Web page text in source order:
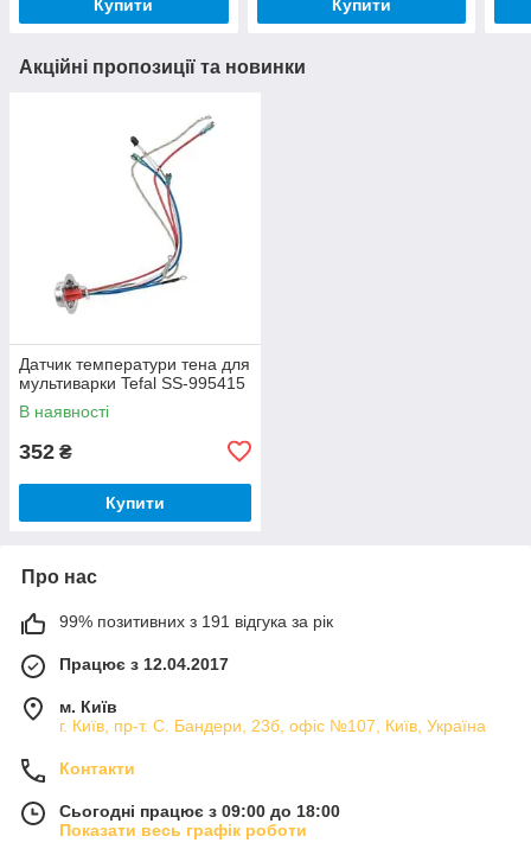
Купити Купити
Акційні пропозиції та новинки
Датчик температури тена для
мультиварки Tefal SS-995415
В наявності
352 ₴
Купити
Про нас
99% позитивних з 191 відгука за рік
Працює з 12.04.2017
м. Київ
г. Київ, пр-т. С. Бандери, 23б, офіс №107, Київ, Україна
Контакти
Сьогодні працює з 09:00 до 18:00
Показати весь графік роботи